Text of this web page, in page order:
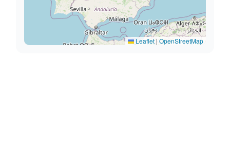
Leaflet | OpenStreetMap